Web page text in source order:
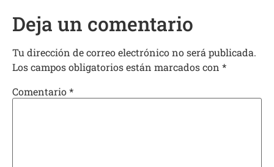
Deja un comentario
Tu dirección de correo electrónico no será publicada.
Los campos obligatorios están marcados con *
Comentario*